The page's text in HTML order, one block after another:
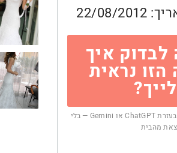
22/08/2012
לבדוק איך
נראית
מדידה וירטואלית בחינם בעזרת ChatGPT או Gemini — בלי
מהבית